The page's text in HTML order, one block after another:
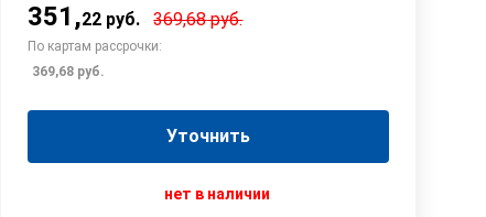
351 ,22 руб. 369,68руб.
По картам рассрочки:
369,68 руб.
Уточнить
нет в наличии